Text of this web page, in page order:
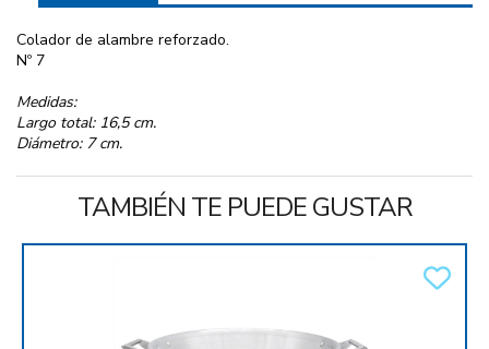
Colador de alambre reforzado.
Nº 7
Medidas:
Largo total: 16,5 cm.
Diámetro: 7 cm.
TAMBIÉN TE PUEDE GUSTAR